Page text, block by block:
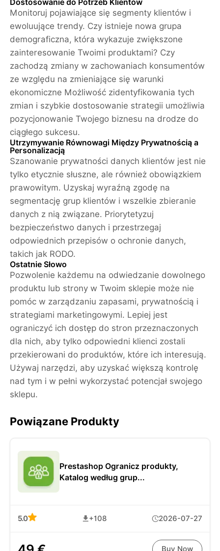
Dostosowanie do Potrzeb Klientów
Monitoruj pojawiające się segmenty klientów i
ewoluujące trendy. Czy istnieje nowa grupa
demograficzna, która wykazuje zwiększone
zainteresowanie Twoimi produktami? Czy
zachodzą zmiany w zachowaniach konsumentów
ze względu na zmieniające się warunki
ekonomiczne Możliwość zidentyfikowania tych
zmian i szybkie dostosowanie strategii umożliwia
pozycjonowanie Twojego biznesu na drodze do
ciągłego sukcesu.
Utrzymywanie Równowagi Między Prywatnością a
Personalizacją
Szanowanie prywatności danych klientów jest nie
tylko etycznie słuszne, ale również obowiązkiem
prawowitym. Uzyskaj wyraźną zgodę na
segmentację grup klientów i wszelkie zbieranie
danych z nią związane. Priorytetyzuj
bezpieczeństwo danych i przestrzegaj
odpowiednich przepisów o ochronie danych,
takich jak RODO.
Ostatnie Słowo
Pozwolenie każdemu na odwiedzanie dowolnego
produktu lub strony w Twoim sklepie może nie
pomóc w zarządzaniu zapasami, prywatnością i
strategiami marketingowymi. Lepiej jest
ograniczyć ich dostęp do stron przeznaczonych
dla nich, aby tylko odpowiedni klienci zostali
przekierowani do produktów, które ich interesują.
Używaj narzędzi, aby uzyskać większą kontrolę
nad tym i w pełni wykorzystać potencjał swojego
sklepu.
Powiązane Produkty
Prestashop Ogranicz produkty,
Katalog według grup...
5.0 +108 2026-07-27
Buy Now